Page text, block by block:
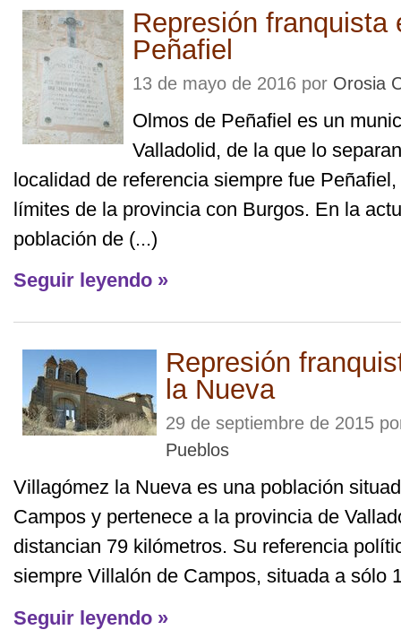
Represión franquista
Peñafiel
13 de mayo de 2016 por Orosia
Olmos de Peñafiel es un
Valladolid, de la que lo
localidad de referencia siempre fue
límites de la provincia con Burgos. En la
población de (...)
Seguir leyendo »
Represión
la Nueva
29 de septiembre de 2015
Pueblos
Villagómez la Nueva es una población
Campos y pertenece a la provincia de
distancian 79 kilómetros. Su referencia
siempre Villalón de Campos, situada a sólo
Seguir leyendo »